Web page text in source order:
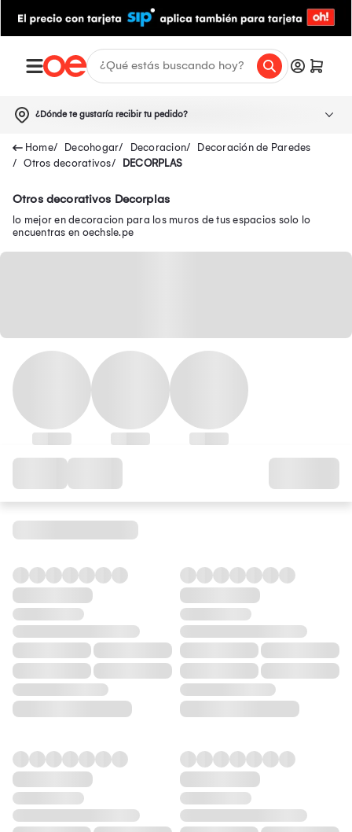
¿Dónde te gustaría recibir tu pedido?
Decohogar Decoracion
Decoración de Paredes
Otros decorativos
DECORPLAS
Otros decorativos Decorplas
lo mejor en decoracion para los muros de tus espacios solo lo
encuentras en oechsle.pe